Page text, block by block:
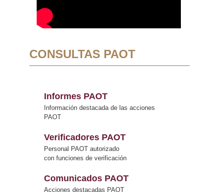
CONSULTAS PAOT
Informes PAOT
Información destacada de las acciones
PAOT
Verificadores PAOT
Personal PAOT autorizado
con funciones de verificación
Comunicados PAOT
Acciones destacadas PAOT